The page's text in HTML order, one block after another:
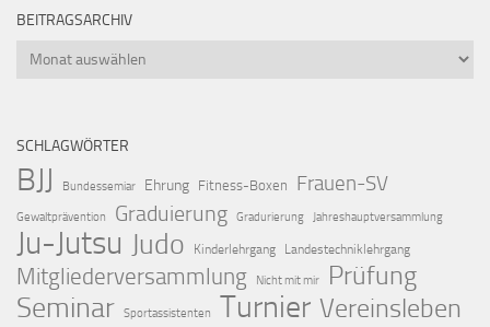
BEITRAGSARCHIV
Beitragsarchiv
SCHLAGWÖRTER
BJJ Bundessemiar Ehrung Fitness-Boxen Frauen-SV
Gewaltprävention Graduierung Gradurierung Jahreshauptversammlung
Ju-Jutsu Judo Kinderlehrgang Landestechniklehrgang
Mitgliederversammlung Nicht mit mir Prüfung
Seminar Sportassistenten Turnier Vereinsleben